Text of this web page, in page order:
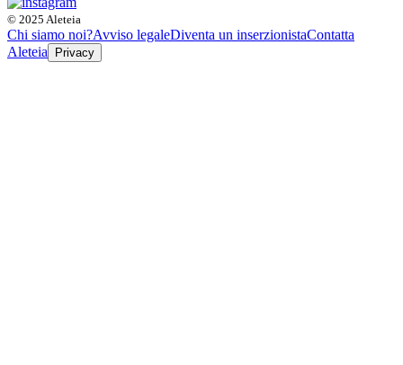
© 2025 Aleteia
Chi siamo noi?Avviso legaleDiventa un inserzionistaContatta
Aleteia
Privacy